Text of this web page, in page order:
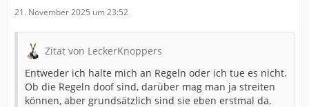
21. November 2025 um 23:52
Zitat von LeckerKnoppers
Entweder ich halte mich an Regeln oder ich tue es nicht.
Ob die Regeln doof sind, darüber mag man ja streiten
können, aber grundsätzlich sind sie eben erstmal da.